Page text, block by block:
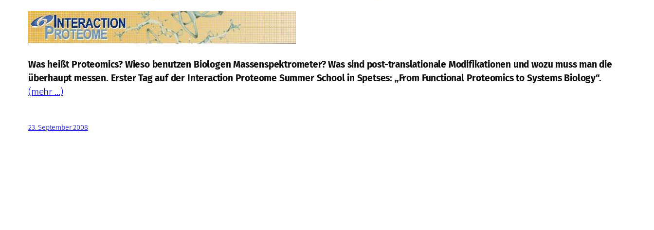
Was heißt Proteomics? Wieso benutzen Biologen Massenspektrometer? Was sind post-translationale Modifikationen und wozu muss man die
überhaupt messen. Erster Tag auf der Interaction Proteome Summer School in Spetses: „From Functional Proteomics to Systems Biology“.
(mehr …)
23. September 2008